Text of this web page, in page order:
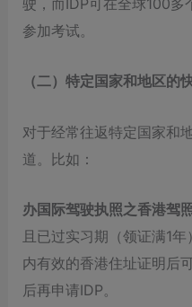
驶，而IDP可在全球100多
参加考试。
（二）特定国家和地区的
对于经常往返特定国家和
道。比如：
办国际驾驶执照之香港驾
且已过实习期（领证满1
内有效的香港住址证明后
后再申请IDP。